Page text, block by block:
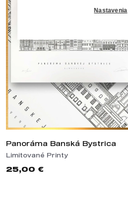
Panoráma Banská Bystrica
Limitované Printy
25,00 €
Nastavenia